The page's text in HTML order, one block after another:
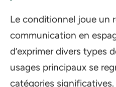
Le conditionnel joue un
communication en
d’exprimer divers types
usages principaux se
catégories significatives.